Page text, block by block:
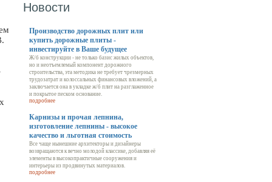
Новости
Производство дорожных плит или
купить дорожные плиты -
инвестируйте в Ваше будущее
Ж/б конструкции - не только базис жилых объектов,
но и неотъемлемый компонент дорожного
строительства, эта методика не требует чрезмерных
трудозатрат и колоссальных финансовых вложений, а
заключается она в укладке ж/б плит на разглаженное
и покрытое песком основание.
подробнее
Карнизы и прочая лепнина,
изготовление лепнины - высокое
качество и льготная стоимость
Все чаще нынешние архитекторы и дизайнеры
возвращаются к вечно молодой классике, добавляя её
элементы в высокопрактичные сооружения и
интерьеры из продвинутых материалов.
подробнее